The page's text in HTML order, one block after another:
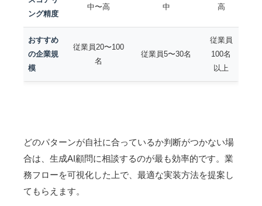
ング精度
中〜高 中 高
おすすめ
の企業規
模
従業員20〜100
名
従業員5〜30名
従業員
100名
以上
どのパターンが自社に合っているか判断がつかない場
合は、生成AI顧問に相談するのが最も効率的です。業
務フローを可視化した上で、最適な実装方法を提案し
てもらえます。